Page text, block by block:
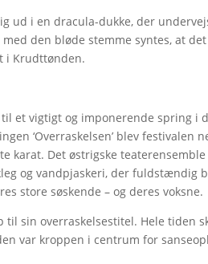
ud i en dracula-dukke, der
den bløde stemme syntes, at
i Krudttønden.
et vigtigt og imponerende spring i
‘Overraskelsen’ blev festivalen
karat. Det østrigske
og vandpjaskeri, der fuldstændig
store søskende – og deres voksne.
til sin overraskelsestitel. Hele tiden
var kroppen i centrum for